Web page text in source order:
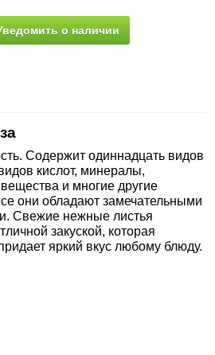
о наличии
Содержит одиннадцать видов
кислот, минералы,
и многие другие
они обладают замечательными
Свежие нежные листья
закуской, которая
яркий вкус любому блюду.
Успех
жука
прусаков,